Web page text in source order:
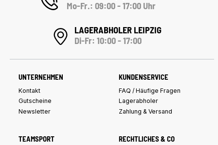
Mo-Fr.: 09:00 - 17:00 Uhr
LAGERABHOLER LEIPZIG
Di-Fr: 10:00 - 17:00
UNTERNEHMEN
Kontakt
Gutscheine
Newsletter
KUNDENSERVICE
FAQ / Häufige Fragen
Lagerabholer
Zahlung & Versand
TEAMSPORT RECHTLICHES & CO